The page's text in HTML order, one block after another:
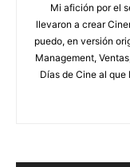
Mi afición por el
llevaron a crear
puedo, en versión
Management,
Días de Cine al que